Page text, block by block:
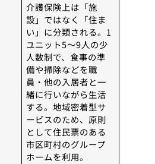
介護保険上は「施
設」ではなく「住ま
い」に分類される。1
ユニット5〜9人の少
人数制で、食事の準
備や掃除などを職
員・他の入居者と一
緒に行いながら生活
する。地域密着型サ
ービスのため、原則
として住民票のある
市区町村のグループ
ホームを利用。